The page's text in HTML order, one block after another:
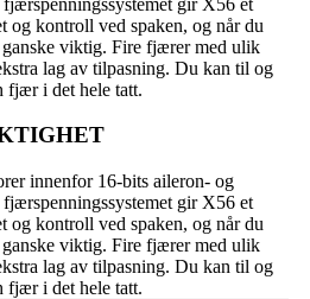
og kontroll ved spaken, og når du
viktig. Fire fjærer med ulik
lag av tilpasning. Du kan til og
fjær i det hele tatt.
innenfor 16-bits aileron- og
fjærspenningssystemet gir X56 et
og kontroll ved spaken, og når du
viktig. Fire fjærer med ulik
lag av tilpasning. Du kan til og
fjær i det hele tatt.